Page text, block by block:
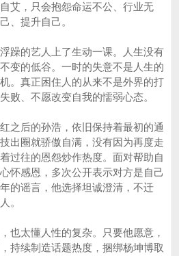
艾，只会抱怨命运不公、行业无
、提升自己。
躁的艺人上了生动一课。人生没有
变的低谷。一时的失意不是人生的
。真正困住人的从来不是外界的打
败、不愿改变自我的懦弱心态。
之后的孙浩，依旧保持着最初的通
出圈就骄傲自满，没有因为再度走
过往的恩怨炒作热度。面对帮助自
怀感恩，多次公开表示对方是自己
的谣言，他选择坦诚澄清，不迁
。
也太懂人性的复杂。只要他愿意，
持续制造话题热度，捆绑杨坤博取